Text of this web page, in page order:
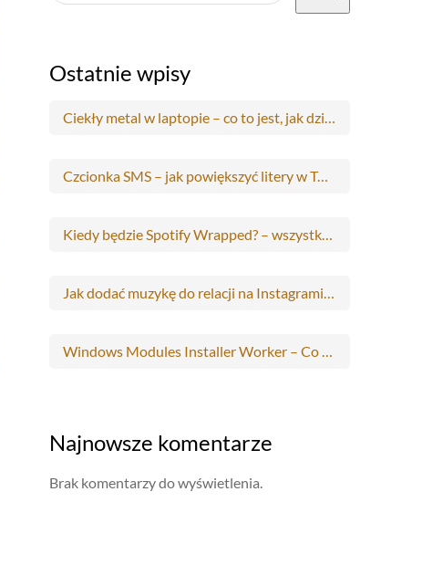
Ostatnie wpisy
Ciekły metal w laptopie – co to jest, jak działa i czy warto zastąpić nim pastę termoprzewodzącą?
Czcionka SMS – jak powiększyć litery w Twoim Androidzie?
Kiedy będzie Spotify Wrapped? – wszystko co musisz wiedzieć
Jak dodać muzykę do relacji na Instagramie i Facebooku? – krok po kroku
Windows Modules Installer Worker – Co to jest?
Najnowsze komentarze
Brak komentarzy do wyświetlenia.